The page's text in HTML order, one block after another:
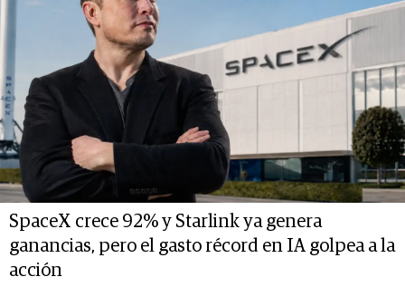
SpaceX crece 92% y Starlink ya genera
ganancias, pero el gasto récord en IA golpea a la
acción